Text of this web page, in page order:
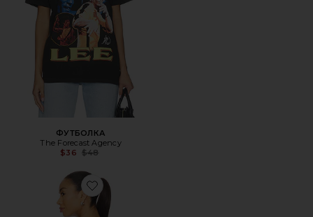
ФУТБОЛКА
The Forecast Agency
$36 Previous price:
$48
Favorite РУБАШКА RETRO